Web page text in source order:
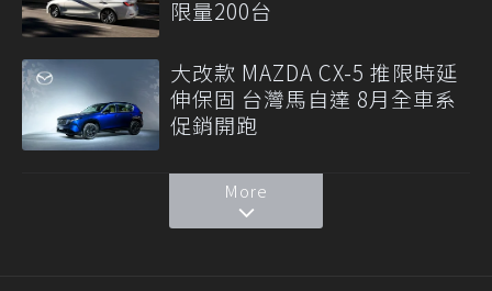
限量200台
大改款 MAZDA CX-5 推限時延
伸保固 台灣馬自達 8月全車系
促銷開跑
More